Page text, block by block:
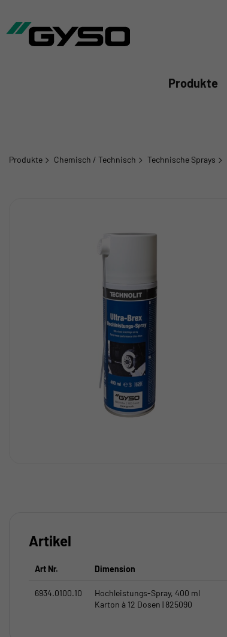
Produkte
Produkte Chemisch / Technisch Technische Sprays
Artikel
Art Nr. Dimension
6934.0100.10
Hochleistungs-Spray, 400 ml
Karton à 12 Dosen | 825090